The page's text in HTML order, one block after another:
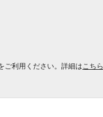
ご利用ください。詳細は こちら